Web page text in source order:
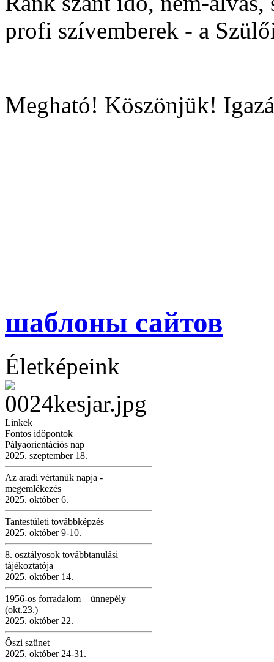
profi szívemberek - a
Megható! Köszönjük!
шаблоны сайтов
Életképeink
Linkek
Fontos időpontok
Pályaorientációs nap
2025. szeptember 18.
Az aradi vértanúk napja -
megemlékezés
2025. október 6.
Tantestületi továbbképzés
2025. október 9-10.
8. osztályosok továbbtanulási
tájékoztatója
2025. október 14.
1956-os forradalom – ünnepély
(okt.23.)
2025. október 22.
Őszi szünet
2025. október 24-31.